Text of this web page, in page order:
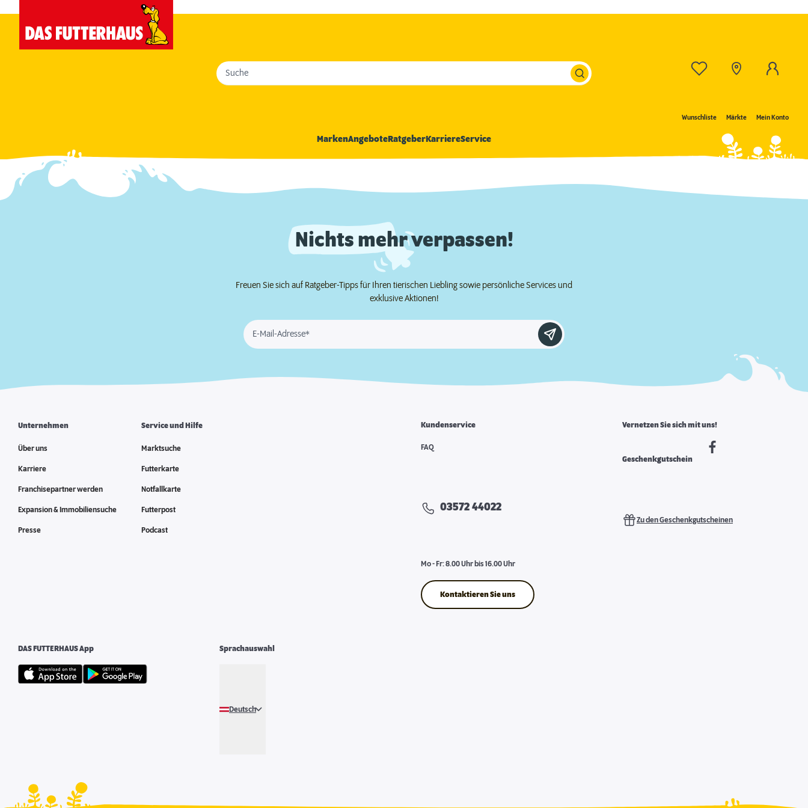
Wunschliste Märkte Mein Konto
Suche
MarkenAngeboteRatgeberKarriereService
Nichts mehr verpassen!
Freuen Sie sich auf Ratgeber-Tipps für Ihren tierischen Liebling sowie persönliche Services und
exklusive Aktionen!
E-Mail-Adresse*
Unternehmen
Über uns
Karriere
Franchisepartner werden
Expansion & Immobiliensuche
Presse
Service und Hilfe
Marktsuche
Futterkarte
Notfallkarte
Futterpost
Podcast
Kundenservice
FAQ
03572 44022
Mo - Fr: 8.00 Uhr bis 16.00 Uhr
Kontaktieren Sie uns
Vernetzen Sie sich mit uns!
Geschenkgutschein
Zu den Geschenkgutscheinen
DAS FUTTERHAUS App Sprachauswahl
Deutsch